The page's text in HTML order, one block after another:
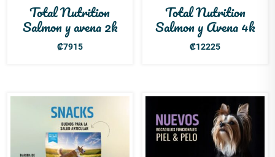
Total Nutrition
Salmon y avena 2k
₡7915
Total Nutrition
Salmon y Avena 4k
₡12225